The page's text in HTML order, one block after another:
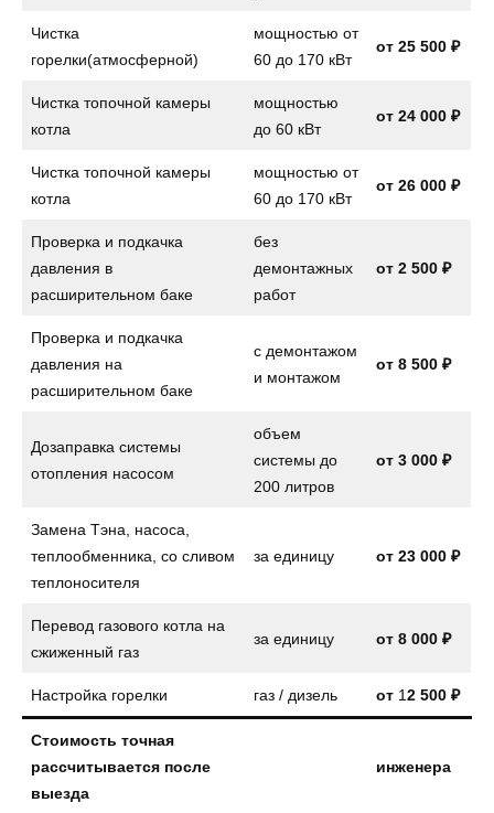
Чистка
горелки(атмосферной)
мощностью от
60 до 170 кВт
от 25 500 ₽
Чистка топочной камеры
котла
мощностью
до 60 кВт
от 24 000 ₽
Чистка топочной камеры
котла
мощностью от
60 до 170 кВт
от 26 000 ₽
Проверка и подкачка
давления в
расширительном баке
без
демонтажных
работ
от 2 500 ₽
Проверка и подкачка
давления на
расширительном баке
с демонтажом
и монтажом
от 8 500 ₽
Дозаправка системы
отопления насосом
объем
системы до
200 литров
от 3 000 ₽
Замена Тэна, насоса,
теплообменника, со сливом
теплоносителя
за единицу от 23 000 ₽
Перевод газового котла на
сжиженный газ
за единицу от 8 000 ₽
Настройка горелки газ / дизель от 12 500 ₽
Стоимость точная
рассчитывается после
выезда
инженера